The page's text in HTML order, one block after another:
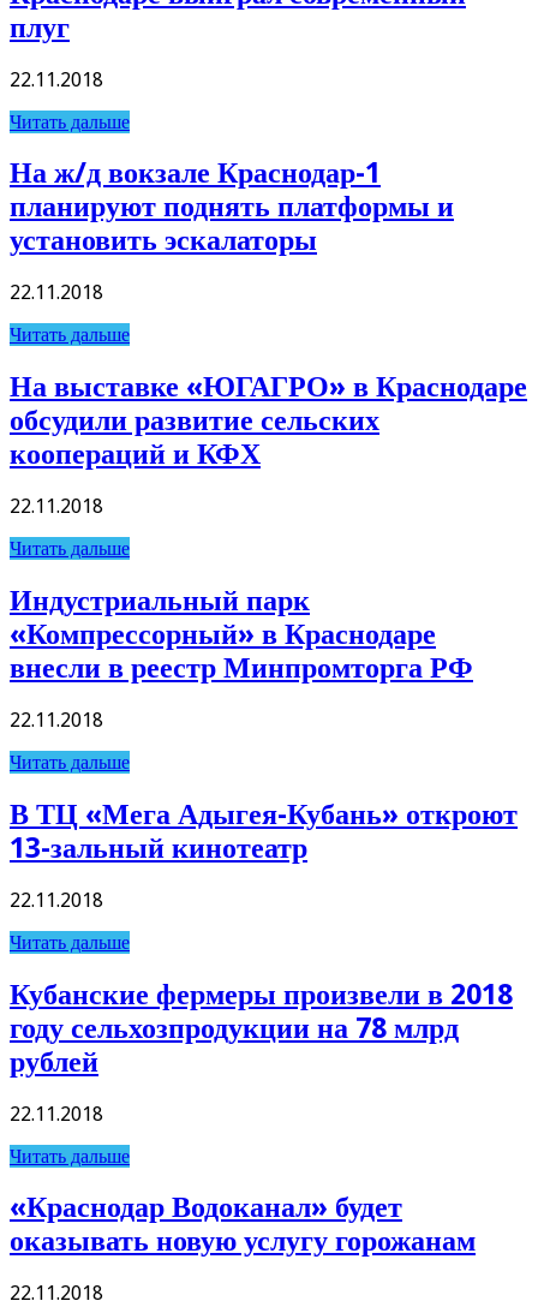
плуг
22.11.2018
Читать дальше
На ж/д вокзале Краснодар-1
планируют поднять платформы и
установить эскалаторы
22.11.2018
Читать дальше
На выставке «ЮГАГРО» в Краснодаре
обсудили развитие сельских
коопераций и КФХ
22.11.2018
Читать дальше
Индустриальный парк
«Компрессорный» в Краснодаре
внесли в реестр Минпромторга РФ
22.11.2018
Читать дальше
В ТЦ «Мега Адыгея-Кубань» откроют
13-зальный кинотеатр
22.11.2018
Читать дальше
Кубанские фермеры произвели в 2018
году сельхозпродукции на 78 млрд
рублей
22.11.2018
Читать дальше
«Краснодар Водоканал» будет
оказывать новую услугу горожанам
22.11.2018